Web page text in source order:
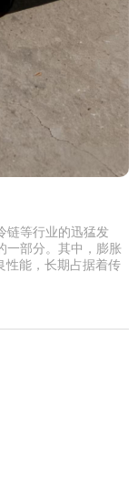
链等行业的迅猛发
一部分。其中，膨胀
性能，长期占据着传